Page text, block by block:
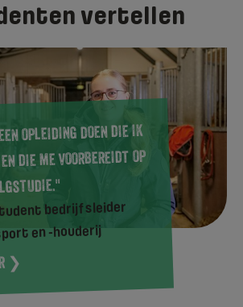
vertellen
opleiding doen die ik
die me voorbereidt op
bedrijfsleider
en -houderij
❯